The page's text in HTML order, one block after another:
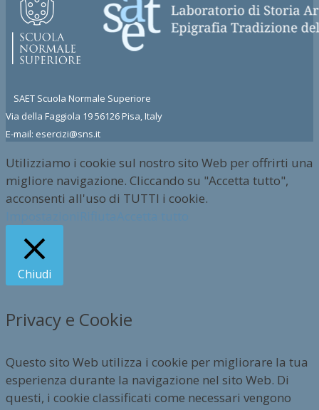
SAET Scuola Normale Superiore
Via della Faggiola 19 56126 Pisa, Italy
E-mail: esercizi@sns.it
Utilizziamo i cookie sul nostro sito Web per offrirti una
migliore navigazione. Cliccando su "Accetta tutto",
acconsenti all'uso di TUTTI i cookie.
Chiudi
Privacy e Cookie
Questo sito Web utilizza i cookie per migliorare la tua
esperienza durante la navigazione nel sito Web. Di
questi, i cookie classificati come necessari vengono